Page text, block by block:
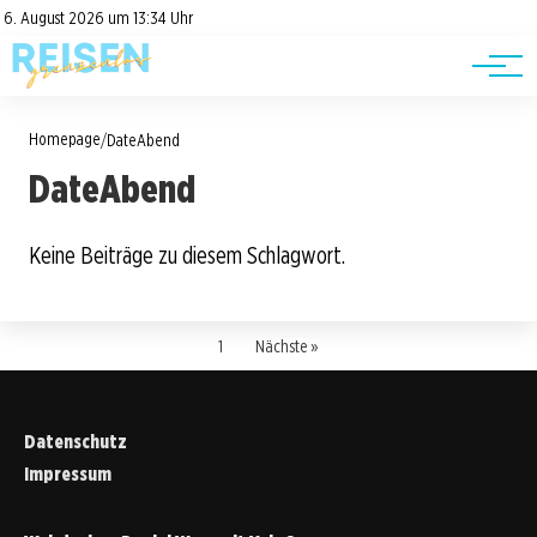
6. August 2026 um 13:34 Uhr
Datenschutz
Impressum
Road Trips
Reisetipps
Homepage/DateAbend
DateAbend
Keine Beiträge zu diesem Schlagwort.
1 Nächste »
Datenschutz
Impressum